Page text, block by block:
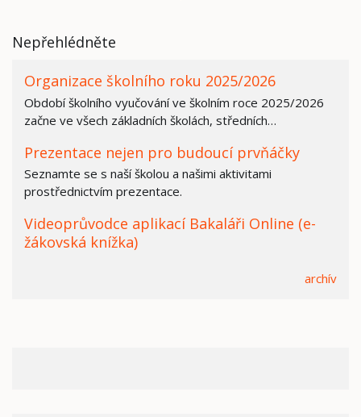
Nepřehlédněte
Organizace školního roku 2025/2026
Období školního vyučování ve školním roce 2025/2026
začne ve všech základních školách, středních…
Prezentace nejen pro budoucí prvňáčky
Seznamte se s naší školou a našimi aktivitami
prostřednictvím prezentace.
Videoprůvodce aplikací Bakaláři Online (e-
žákovská knížka)
archív